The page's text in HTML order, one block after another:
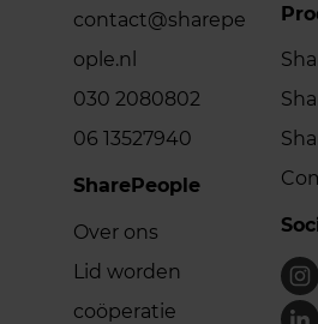
contact@sharepe
ople.nl
030 2080802
06 13527940
SharePeople
Over ons
Lid worden
coöperatie